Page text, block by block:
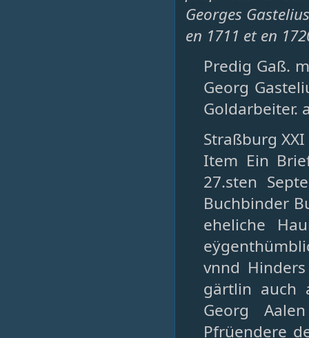
Georges
en 1711 et en
Predig Gaß.
Georg
Goldarbeiter.
Straßburg
Item Ein
27.sten
Buchbinder
eheliche
vnnd
gärtlin auch
Georg
Pfrüendere